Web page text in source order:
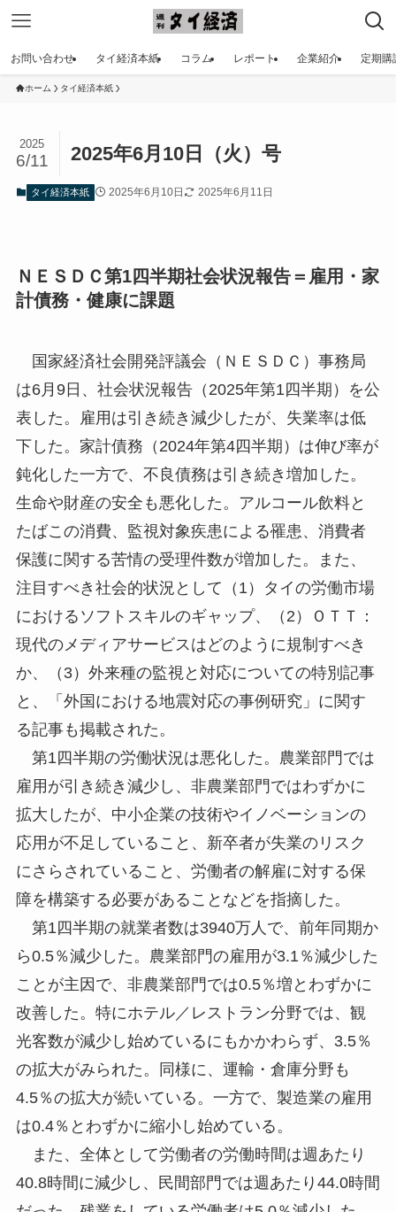
お問い合わせ タイ経済本紙 コラム レポート 企業紹介 定期購
ホーム タイ経済本紙
2025年6月10日（火）号
2025
6/11
タイ経済本紙 2025年6月10日 2025年6月11日
ＮＥＳＤＣ第1四半期社会状況報告＝雇用・家
計債務・健康に課題
国家経済社会開発評議会（ＮＥＳＤＣ）事務局
は6月9日、社会状況報告（2025年第1四半期）を公
表した。雇用は引き続き減少したが、失業率は低
下した。家計債務（2024年第4四半期）は伸び率が
鈍化した一方で、不良債務は引き続き増加した。
生命や財産の安全も悪化した。アルコール飲料と
たばこの消費、監視対象疾患による罹患、消費者
保護に関する苦情の受理件数が増加した。また、
注目すべき社会的状況として（1）タイの労働市場
におけるソフトスキルのギャップ、（2）ＯＴＴ：
現代のメディアサービスはどのように規制すべき
か、（3）外来種の監視と対応についての特別記事
と、「外国における地震対応の事例研究」に関す
る記事も掲載された。
第1四半期の労働状況は悪化した。農業部門では
雇用が引き続き減少し、非農業部門ではわずかに
拡大したが、中小企業の技術やイノベーションの
応用が不足していること、新卒者が失業のリスク
にさらされていること、労働者の解雇に対する保
障を構築する必要があることなどを指摘した。
第1四半期の就業者数は3940万人で、前年同期か
ら0.5％減少した。農業部門の雇用が3.1％減少した
ことが主因で、非農業部門では0.5％増とわずかに
改善した。特にホテル／レストラン分野では、観
光客数が減少し始めているにもかかわらず、3.5％
の拡大がみられた。同様に、運輸・倉庫分野も
4.5％の拡大が続いている。一方で、製造業の雇用
は0.4％とわずかに縮小し始めている。
また、全体として労働者の労働時間は週あたり
40.8時間に減少し、民間部門では週あたり44.0時間